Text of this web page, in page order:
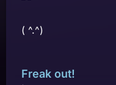
( ^.^)
Freak out!